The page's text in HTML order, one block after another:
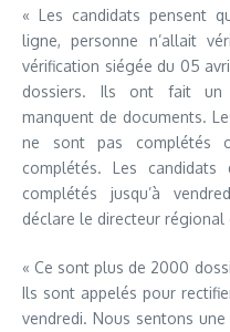
« Les candidats pensent
ligne, personne n’allait
vérification siégée du 05
dossiers. Ils ont fait un
manquent de documents.
ne sont pas complétés
complétés. Les
complétés jusqu’à
déclare le directeur régional
« Ce sont plus de 2000
Ils sont appelés pour
vendredi. Nous sentons